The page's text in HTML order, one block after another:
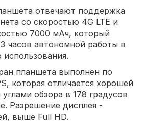
отвечают поддержка
со скоростью 4G LTE и
7000 мАч, который
часов автономной работы в
планшета выполнен по
которая отличается хорошей
обзора в 178 градусов
Разрешение дисплея -
выше Full HD.